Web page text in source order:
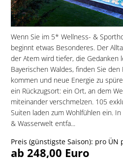
Wenn Sie im 5* Wellness- &
beginnt etwas Besonderes. Der
der Atem wird tiefer, die Gedanken
Bayerischen Waldes, finden Sie den
kommen und neue Energie zu
ein Rückzugsort: ein Ort, an dem
miteinander verschmelzen. 105
Suiten laden zum Wohlfühlen ein.
& Wasserwelt entfa...
Preis (günstigste Saison): pro ÜN
ab 248,00 Euro